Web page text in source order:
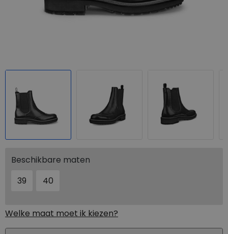
Beschikbare maten
39
40
Welke maat moet ik kiezen?